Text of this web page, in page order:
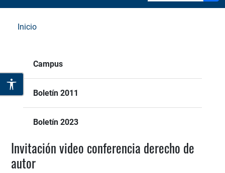
Inicio
Campus
Boletín 2011
Boletín 2023
Invitación video conferencia derecho de
autor